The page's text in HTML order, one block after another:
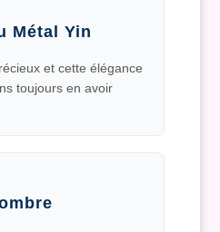
Métal Yin
et cette élégance
toujours en avoir